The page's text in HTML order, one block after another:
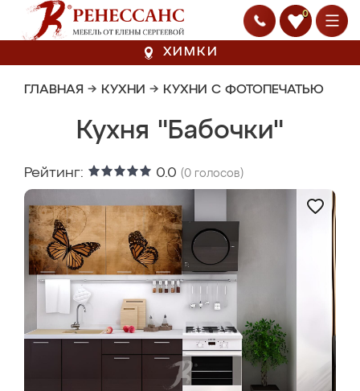
0
ХИМКИ
ГЛАВНАЯ → КУХНИ → КУХНИ С ФОТОПЕЧАТЬЮ
Кухня "Бабочки"
Рейтинг: 0.0 (0 голосов)